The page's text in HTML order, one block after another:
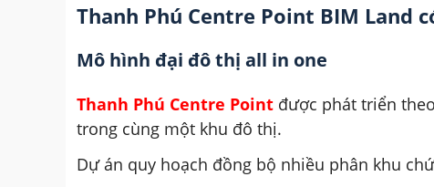
Thanh Phú Centre Point BIM Land
Mô hình đại đô thị all in one
Thanh Phú Centre Point được phát triển
trong cùng một khu đô thị.
Dự án quy hoạch đồng bộ nhiều phân khu